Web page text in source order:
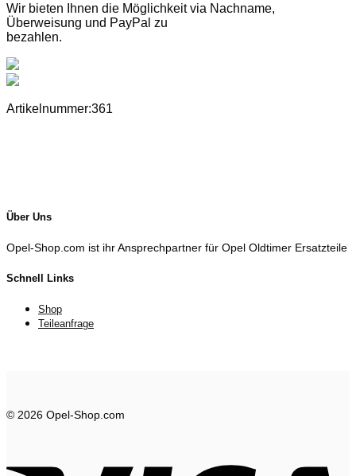
Wir bieten Ihnen die Möglichkeit via Nachname,
Überweisung und PayPal zu
bezahlen.
Artikelnummer:361
Über Uns
Opel-Shop.com ist ihr Ansprechpartner für Opel Oldtimer Ersatzteile
Schnell Links
Shop
Teileanfrage
© 2026 Opel-Shop.com